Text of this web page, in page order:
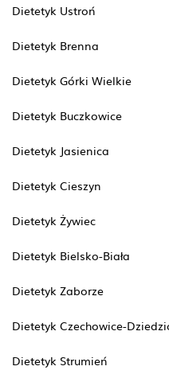
Dietetyk Ustroń
Dietetyk Brenna
Dietetyk Górki Wielkie
Dietetyk Buczkowice
Dietetyk Jasienica
Dietetyk Cieszyn
Dietetyk Żywiec
Dietetyk Bielsko-Biała
Dietetyk Zaborze
Dietetyk Czechowice-
Dietetyk Strumień